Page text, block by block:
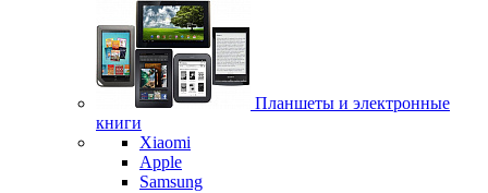
Планшеты и электронные
книги
Xiaomi
Apple
Samsung